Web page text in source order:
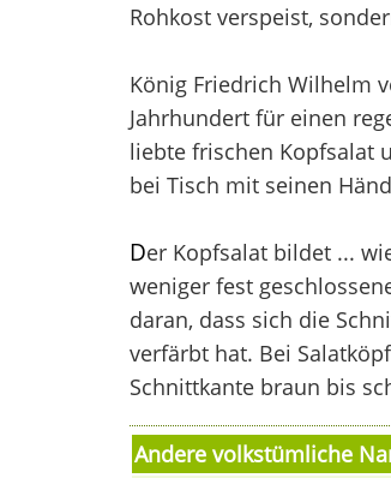
Rohkost verspeist,
König Friedrich Wilhelm
Jahrhundert für einen
liebte frischen Kopfsalat
bei Tisch mit seinen
Der Kopfsalat bildet ...
weniger fest
daran, dass sich die
verfärbt hat. Bei
Schnittkante braun bis
Andere volkstümliche